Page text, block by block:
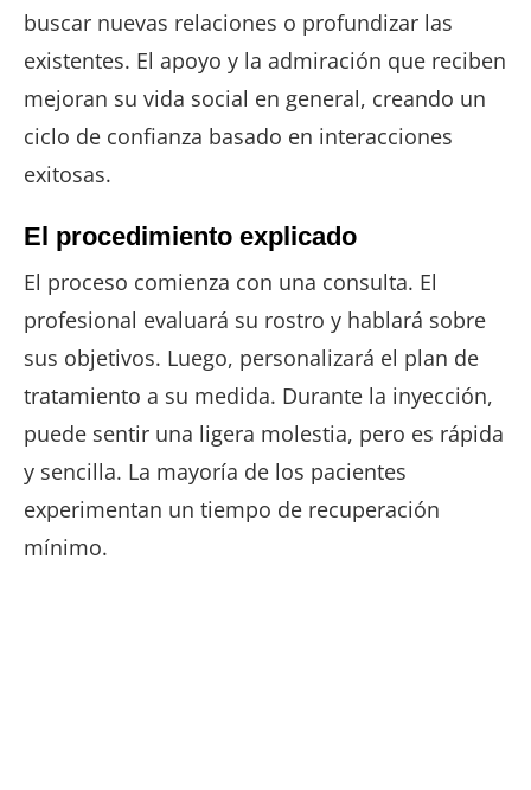
buscar nuevas relaciones o profundizar las
existentes. El apoyo y la admiración que reciben
mejoran su vida social en general, creando un
ciclo de confianza basado en interacciones
exitosas.
El procedimiento explicado
El proceso comienza con una consulta. El
profesional evaluará su rostro y hablará sobre
sus objetivos. Luego, personalizará el plan de
tratamiento a su medida. Durante la inyección,
puede sentir una ligera molestia, pero es rápida
y sencilla. La mayoría de los pacientes
experimentan un tiempo de recuperación
mínimo.